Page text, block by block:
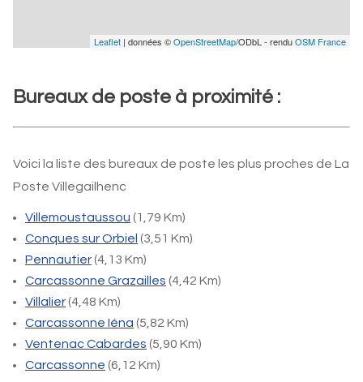
Leaflet | données ©OpenStreetMap/ODbL - renduOSM France
Bureaux de poste à proximité :
Voici la liste des bureaux de poste les plus proches de La
Poste Villegailhenc
Villemoustaussou (1,79 Km)
Conques sur Orbiel (3,51 Km)
Pennautier(4,13 Km)
Carcassonne Grazailles (4,42 Km)
Villalier(4,48 Km)
Carcassonne Iéna (5,82 Km)
Ventenac Cabardes (5,90 Km)
Carcassonne (6,12 Km)